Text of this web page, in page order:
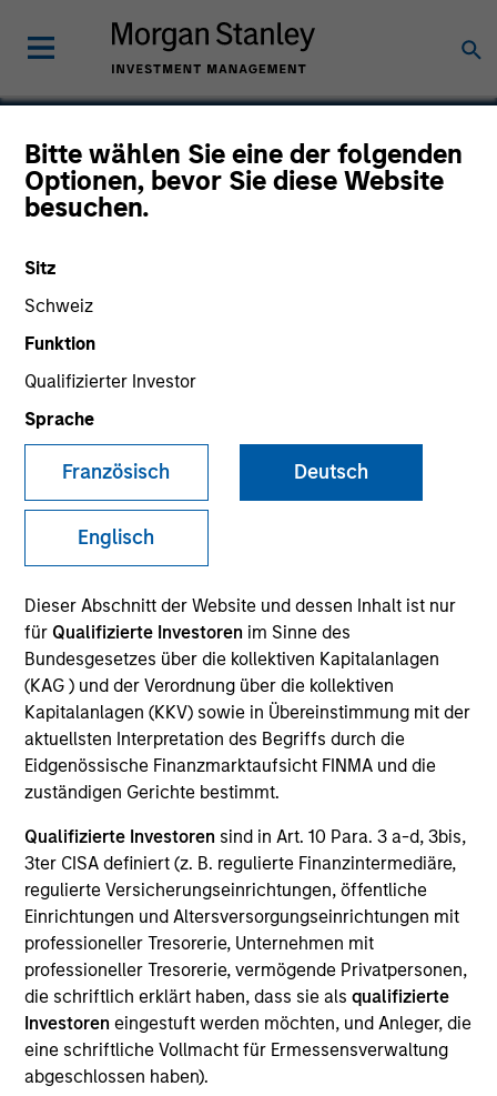
Bitte wählen Sie eine der folgenden
Optionen, bevor Sie diese Website
besuchen.
Sitz
Schweiz
Funktion
Qualifizierter Investor
Sprache
Französisch Deutsch
Englisch
Dieser Abschnitt der Website und dessen Inhalt ist nur
für Qualifizierte Investoren im Sinne des
Bundesgesetzes über die kollektiven Kapitalanlagen
(KAG ) und der Verordnung über die kollektiven
Kapitalanlagen (KKV) sowie in Übereinstimmung mit der
aktuellsten Interpretation des Begriffs durch die
Eidgenössische Finanzmarktaufsicht FINMA und die
zuständigen Gerichte bestimmt.
Qualifizierte Investoren sind in Art. 10 Para. 3 a-d, 3bis,
3ter CISA definiert (z. B. regulierte Finanzintermediäre,
regulierte Versicherungseinrichtungen, öffentliche
Einrichtungen und Altersversorgungseinrichtungen mit
professioneller Tresorerie, Unternehmen mit
professioneller Tresorerie, vermögende Privatpersonen,
die schriftlich erklärt haben, dass sie alsqualifizierte
Investoren eingestuft werden möchten, und Anleger, die
eine schriftliche Vollmacht für Ermessensverwaltung
abgeschlossen haben).
Medsphere
Healthcare
COUNTRY
United States
Invested on
Nov 2018
Transaction Type
Secured Notes
Realization Date
Jun 2021
Medsphere Systems Corporation is a Carlsbad, CA-